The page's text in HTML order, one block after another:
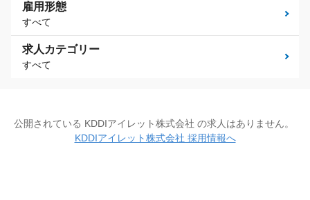
雇用形態
すべて
求人カテゴリー
すべて
公開されている KDDIアイレット株式会社 の求人はありません。
KDDIアイレット株式会社 採用情報へ